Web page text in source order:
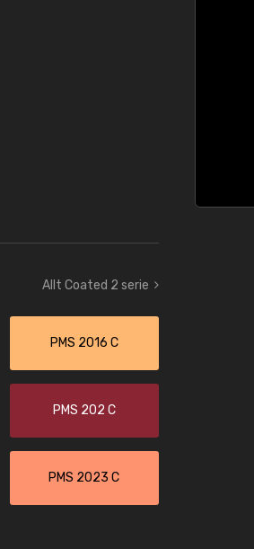
Allt Coated 2 serie
PMS 2016 C
PMS 202 C
PMS 2023 C